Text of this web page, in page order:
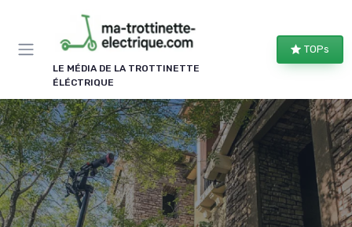
LE MÉDIA DE LA TROTTINETTE
ÉLÉCTRIQUE
TOPs